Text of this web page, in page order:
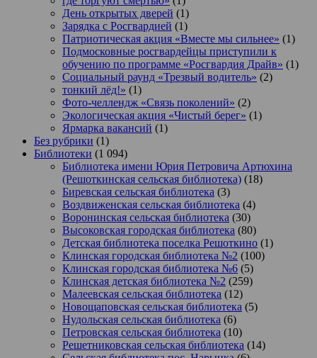
День открытых дверей (1)
Зарядка с Росгвардией (1)
Патриотическая акция «Вместе мы сильнее» (1)
Подмосковные росгвардейцы приступили к
обучению по программе «Росгвардия Драйв» (1)
Социальный раунд «Трезвый водитель» (2)
тонкий лёд!» (1)
Фото-челлендж «Связь поколений» (2)
Экологическая акция «Чистый берег» (1)
Ярмарка вакансий (1)
Без рубрики (1)
Библиотеки (1 094)
Библиотека имени Юрия Петровича Артюхина
(Решоткинская сельская библиотека) (18)
Биревская сельская библиотека (3)
Воздвиженская сельская библиотека (4)
Воронинская сельская библиотека (30)
Высоковская городская библиотека (80)
Детская библиотека поселка Решоткино (1)
Клинская городская библиотека №2 (100)
Клинская городская библиотека №6 (5)
Клинская детская библиотека №2 (259)
Малеевская сельская библиотека (12)
Новощаповская сельская библиотека (5)
Нудольская сельская библиотека (6)
Петровская сельская библиотека (10)
Решетниковская сельская библиотека (14)